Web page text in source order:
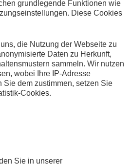
Artikel in Ihrem Warenkorb.
grundlegende Funktionen wie
Diese Cookies
die Nutzung der Webseite zu
Daten zu Herkunft,
sammeln. Wir nutzen
wobei Ihre IP-Adresse
Sie dem zustimmen, setzen Sie
Cookies.
Sie in unserer